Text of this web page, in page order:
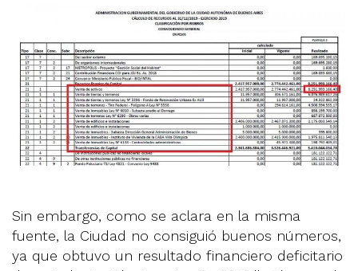
Sin embargo, como se aclara en la misma
fuente, la Ciudad no consiguió buenos números,
ya que obtuvo un resultado financiero deficitario